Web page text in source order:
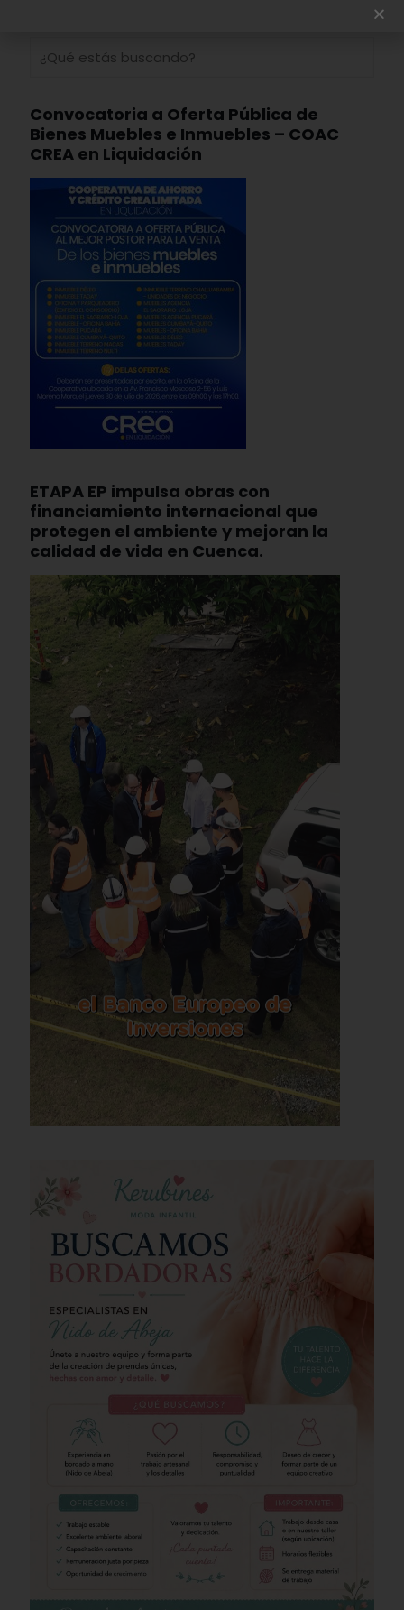
Convocatoria a Oferta Pública de
Bienes Muebles e Inmuebles – COAC
CREA en Liquidación
ETAPA EP impulsa obras con
financiamiento internacional que
protegen el ambiente y mejoran la
calidad de vida en Cuenca.